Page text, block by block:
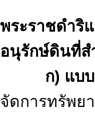
พระราชดำริ
อนุรักษ์ดินที่
ก) แบ
จัดการทรัพย